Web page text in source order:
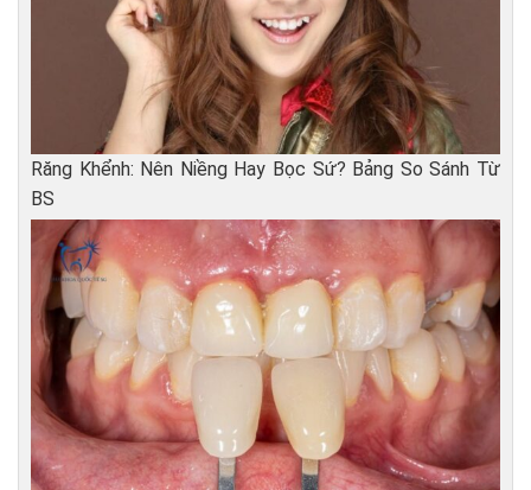
Răng Khểnh: Nên Niềng Hay Bọc Sứ? Bảng So Sánh Từ
BS